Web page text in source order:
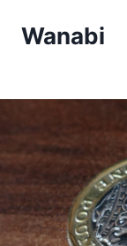
Wanabi